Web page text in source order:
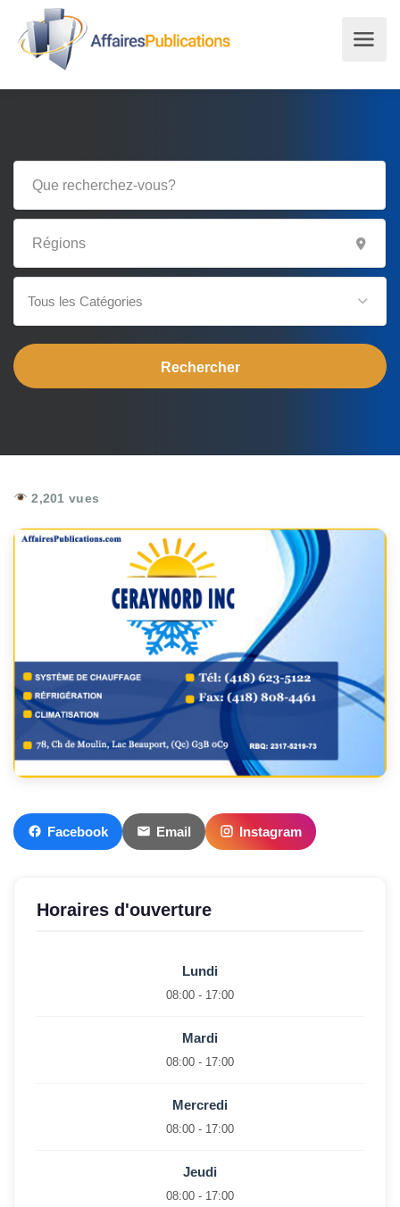
Tous les Catégories
2,201 vues
Facebook Email Instagram
Horaires d'ouverture
Lundi
08:00 - 17:00
Mardi
08:00 - 17:00
Mercredi
08:00 - 17:00
Jeudi
08:00 - 17:00